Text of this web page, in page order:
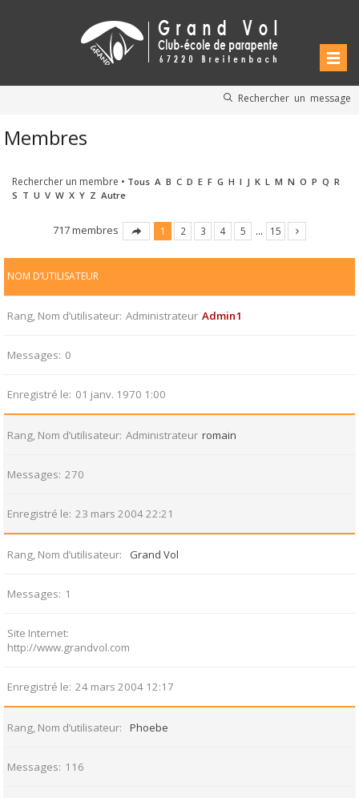
Rechercher un message
Membres
Rechercher un membre • Tous A B C D E F G H I J K L M N O P Q R
S T U V W X Y Z Autre
717 membres 1 2 3 4 5 … 15
NOM D’UTILISATEUR
Rang, Nom d’utilisateur Administrateur Admin1
Messages 0
Enregistré le 01 janv. 1970 1:00
Rang, Nom d’utilisateur Administrateur romain
Messages 270
Enregistré le 23 mars 2004 22:21
Rang, Nom d’utilisateur Grand Vol
Messages 1
Site Internet
http://www.grandvol.com
Enregistré le 24 mars 2004 12:17
Rang, Nom d’utilisateur Phoebe
Messages 116